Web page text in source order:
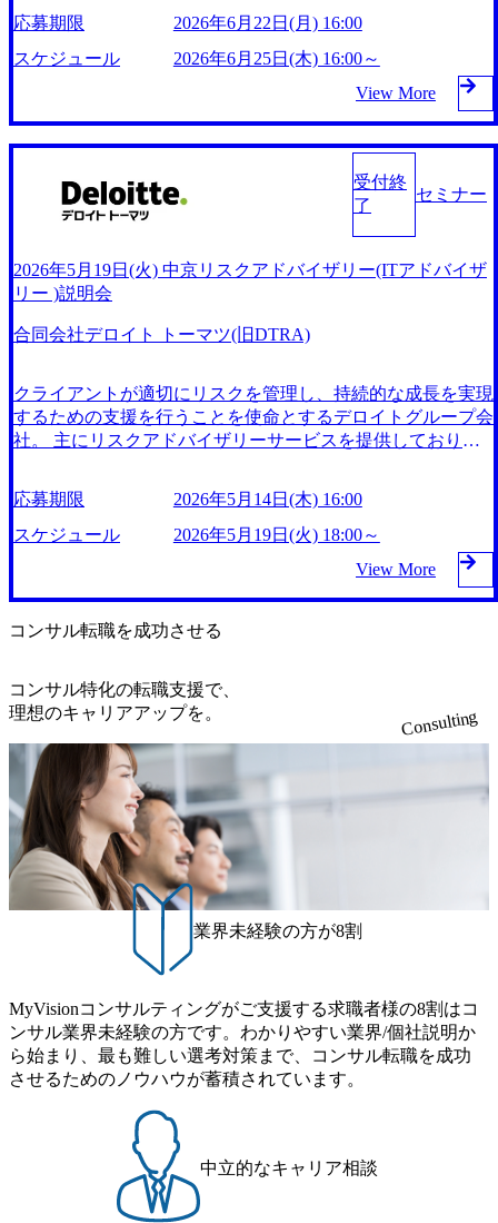
スク、ストラテジックリスク、レギュラトリーリスクなど多
岐にわたる分野でクライアントをサポートしている。 Fortun
e Global 500企業の約90%と取引があり、信頼性と実績を誇っ
ている。 2026年6月25日(木) 16:00～17:00 2026年6月22日(月)
16:00 合同会社デロイト トーマツの会社概要とFY27におけ
る中京リスクアドバイザリーの体制や求人についてご紹介し
ます。 Q＆Aセッションもセットしていますので、業務内容
に加えて働き方やメンバーの雰囲気についても質問可能で
す。 ●プログラム ・会社説明、サービス説明 : 45分程度 ・Q
＆Aセッション : 15分程度 ※説明時間・QA時間は前後する
になります。 オンライン(Teams ウェビナー形式)
応募期限
2026年6月22日(月) 16:00
スケジュール
2026年6月25日(木) 16:00～
View More
受付終
了
セミナー
2026年5月19日(火) 中京リスクアドバイザリー(ITアドバイザ
リー )説明会
合同会社デロイト トーマツ(旧DTRA)
クライアントが適切にリスクを管理し、持続的な成長を実現
するための支援を行うことを使命とするデロイトグループ会
社。 主にリスクアドバイザリーサービスを提供しており、
スク、ストラテジックリスク、レギュラトリーリスクなど多
岐にわたる分野でクライアントをサポートしている。 Fortun
e Global 500企業の約90%と取引があり、信頼性と実績を誇っ
ている。 2026年5月19日(火) 18:00～19:00 2026年5月14日(木)
16:00 合同会社デロイト トーマツの会社概要と中京リスクア
ドバイザリー(ITアドバイザリー)のサービスについて紹介し
ます。 Q&Aセッションもセットしていますので、業務内容
&Aセッション : 15分程度 ※説明時間・QA時間は前後する可
能性があります ●対象求人 【RA/中京RA】経営や地域の課
題解決をリードするDX/ITコンサルタント オンライン(Teams
ウェビナー形式)
応募期限
2026年5月14日(木) 16:00
スケジュール
2026年5月19日(火) 18:00～
View More
コンサル転職を成功させる
コンサル特化の転職支援で、
理想のキャリアアップを。
Consulting
業界未経験の方が8割
MyVisionコンサルティングがご支援する求職者様の8割はコ
ンサル業界未経験の方です。わかりやすい業界/個社説明か
ら始まり、最も難しい選考対策まで、コンサル転職を成功
させるためのノウハウが蓄積されています。
中立的なキャリア相談